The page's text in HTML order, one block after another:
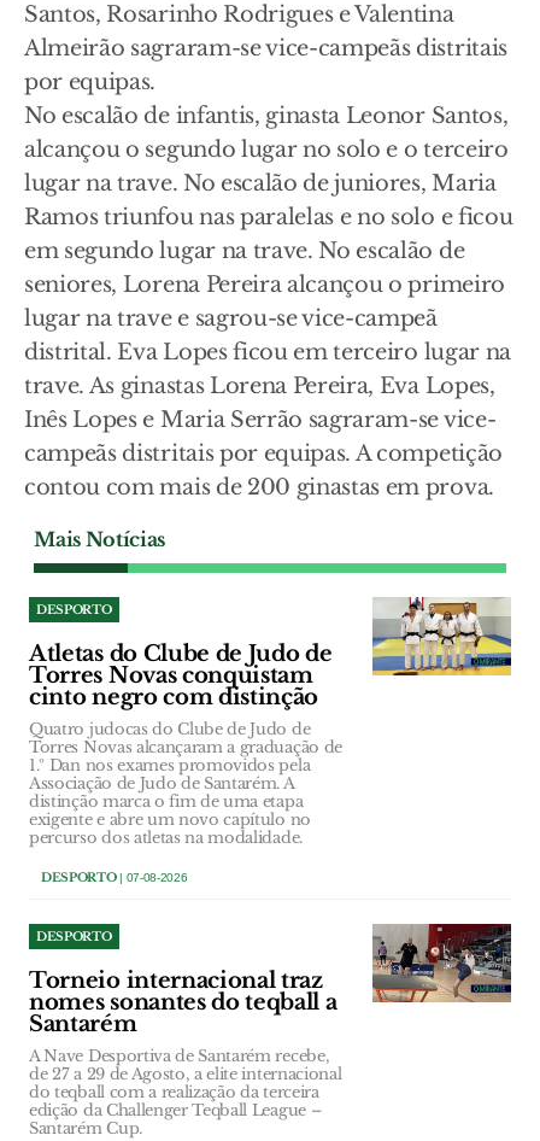
Santos, Rosarinho Rodrigues e Valentina
Almeirão sagraram-se vice-campeãs distritais
por equipas.
No escalão de infantis, ginasta Leonor Santos,
alcançou o segundo lugar no solo e o terceiro
lugar na trave. No escalão de juniores, Maria
Ramos triunfou nas paralelas e no solo e ficou
em segundo lugar na trave. No escalão de
seniores, Lorena Pereira alcançou o primeiro
lugar na trave e sagrou-se vice-campeã
distrital. Eva Lopes ficou em terceiro lugar na
trave. As ginastas Lorena Pereira, Eva Lopes,
Inês Lopes e Maria Serrão sagraram-se vice-
campeãs distritais por equipas. A competição
contou com mais de 200 ginastas em prova.
Mais Notícias
DESPORTO
Atletas do Clube de Judo de
Torres Novas conquistam
cinto negro com distinção
Quatro judocas do Clube de Judo de
Torres Novas alcançaram a graduação de
1.º Dan nos exames promovidos pela
Associação de Judo de Santarém. A
distinção marca o fim de uma etapa
exigente e abre um novo capítulo no
percurso dos atletas na modalidade.
DESPORTO| 07-08-2026
DESPORTO
Torneio internacional traz
nomes sonantes do teqball a
Santarém
A Nave Desportiva de Santarém recebe,
de 27 a 29 de Agosto, a elite internacional
do teqball com a realização da terceira
edição da Challenger Teqball League –
Santarém Cup.